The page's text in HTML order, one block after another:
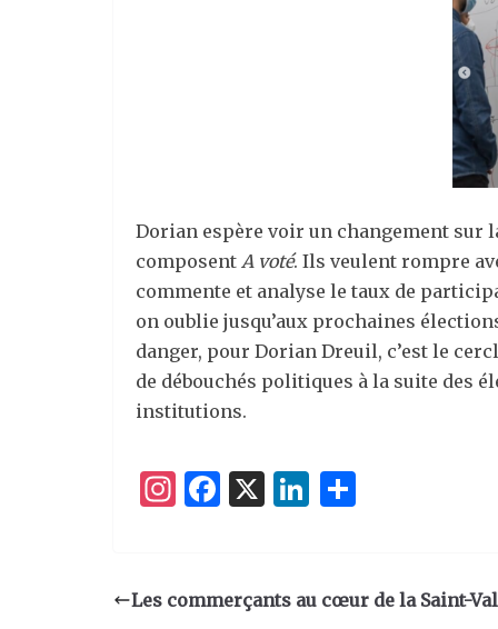
Dorian espère voir un changement sur
composent A voté. Ils veulent rompre
commente et analyse le taux de
on oublie jusqu’aux prochaines
danger, pour Dorian Dreuil, c’est le
de débouchés politiques à la suite des
institutions.
I
a
F
e
X
Li
e
g
Les commerçants au cœur de la Saint-